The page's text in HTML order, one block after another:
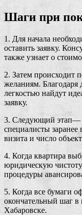
Шаги при
1. Для начала
оставить заявку.
также узнает о
2. Затем происходит
желаниям. Благодаря
легкостью найдут
заявку.
3. Следующий этап—
специалисты
визита и число
4. Когда квартира
юридическую
процедуры
5. Когда все бумаги
окончательный шаг в
Хабаровске.